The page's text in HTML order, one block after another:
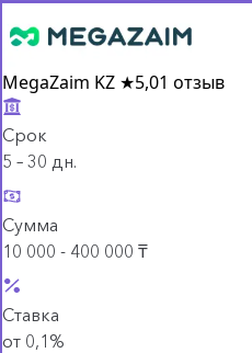
MegaZaim KZ ★5,01 отзыв
Срок
5 – 30 дн.
Сумма
10 000 - 400 000 ₸
Ставка
от 0,1%